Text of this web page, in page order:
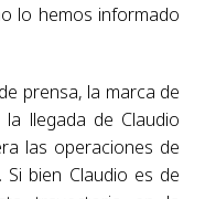
lo hemos informado
prensa, la marca de
llegada de Claudio
las operaciones de
bien Claudio es de